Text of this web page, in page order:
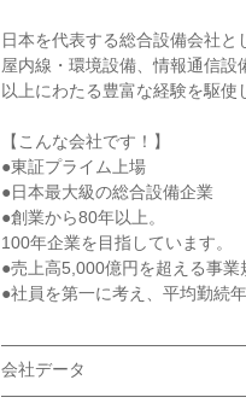
日本を代表する総合設備会社と
屋内線・環境設備、情報通信
以上にわたる豊富な経験を駆使
【こんな会社です！】
●東証プライム上場
●日本最大級の総合設備企業
●創業から80年以上。
100年企業を目指しています。
●売上高5,000億円を超える事業
●社員を第一に考え、平均勤続
会社データ